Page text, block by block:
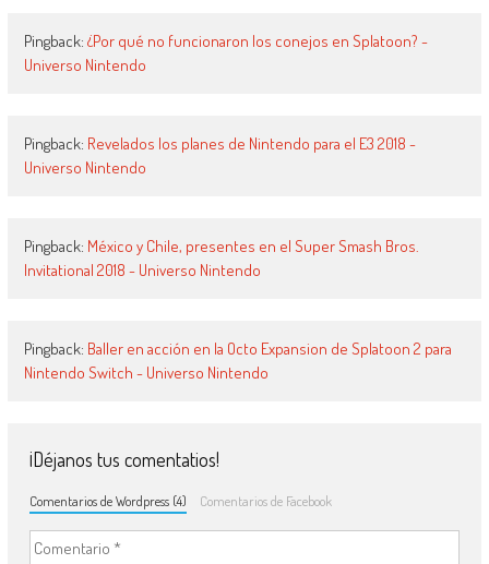
Pingback: ¿Por qué no funcionaron los conejos en Splatoon? -
Universo Nintendo
Pingback: Revelados los planes de Nintendo para el E3 2018 -
Universo Nintendo
Pingback: México y Chile, presentes en el Super Smash Bros.
Invitational 2018 - Universo Nintendo
Pingback: Baller en acción en la Octo Expansion de Splatoon 2 para
Nintendo Switch - Universo Nintendo
¡Déjanos tus comentatios!
Comentarios de Wordpress (4) Comentarios de Facebook